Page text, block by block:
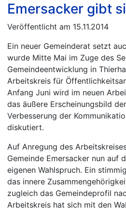
Emersacker gibt
Veröffentlicht am 15.11.2014
Ein neuer Gemeinderat setzt
wurde Mitte Mai im Zuge des
Gemeindeentwicklung in
Arbeitskreis für
Anfang Juni wird im neuen
das äußere Erscheinungsbild
Verbesserung der
diskutiert.
Auf Anregung des
Gemeinde Emersacker nun auf
eigenen Wahlspruch. Ein
das innere
zugleich das Gemeindeprofil
Arbeitskreis hat sich mit den